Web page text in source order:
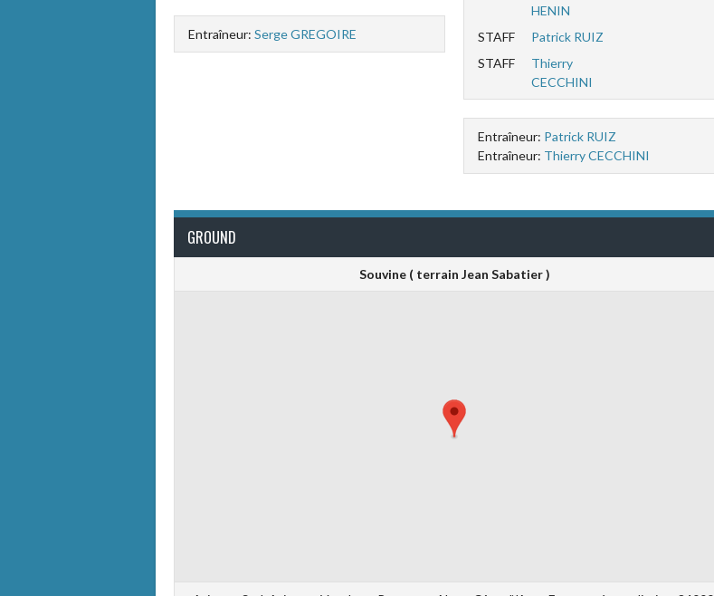
Entraîneur: Serge GREGOIRE
HENIN
STAFF
Patrick RUIZ
STAFF
Thierry
CECCHINI
Entraîneur: Patrick RUIZ
Entraîneur: Thierry CECCHINI
GROUND
Souvine ( terrain Jean Sabatier )